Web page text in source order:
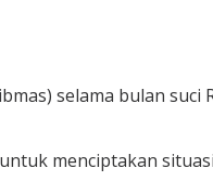
selama bulan suci
menciptakan